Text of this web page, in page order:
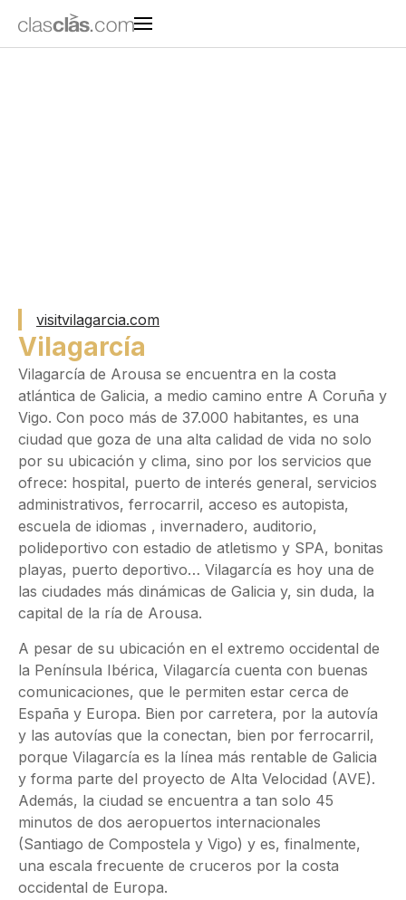
visitvilagarcia.com
Vilagarcía
Vilagarcía de Arousa se encuentra en la costa
atlántica de Galicia, a medio camino entre A Coruña y
Vigo. Con poco más de 37.000 habitantes, es una
ciudad que goza de una alta calidad de vida no solo
por su ubicación y clima, sino por los servicios que
ofrece: hospital, puerto de interés general, servicios
administrativos, ferrocarril, acceso es autopista,
escuela de idiomas , invernadero, auditorio,
polideportivo con estadio de atletismo y SPA, bonitas
playas, puerto deportivo… Vilagarcía es hoy una de
las ciudades más dinámicas de Galicia y, sin duda, la
capital de la ría de Arousa.
​A pesar de su ubicación en el extremo occidental de
la Península Ibérica, Vilagarcía cuenta con buenas
comunicaciones, que le permiten estar cerca de
España y Europa. Bien por carretera, por la autovía
y las autovías que la conectan, bien por ferrocarril,
porque Vilagarcía es la línea más rentable de Galicia
y forma parte del proyecto de Alta Velocidad (AVE).
Además, la ciudad se encuentra a tan solo 45
minutos de dos aeropuertos internacionales
(Santiago de Compostela y Vigo) y es, finalmente,
una escala frecuente de cruceros por la costa
occidental de Europa.